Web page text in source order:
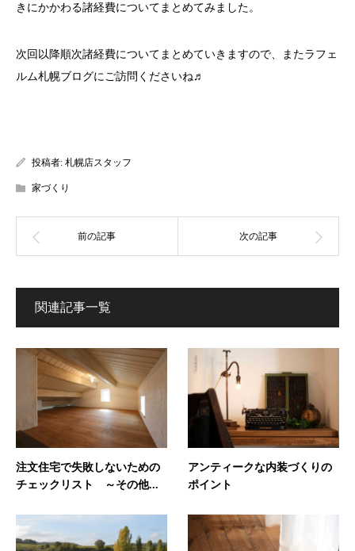
きにかかわる諸経費についてまとめてみました。
次回以降順次諸経費についてまとめていきますので、またラフェ
ルム札幌ブログにご訪問くださいね♬
投稿者: 札幌店スタッフ
家づくり
関連記事一覧
注文住宅で失敗しないための
チェックリスト ～その他...
アンティークな内装づくりの
ポイント